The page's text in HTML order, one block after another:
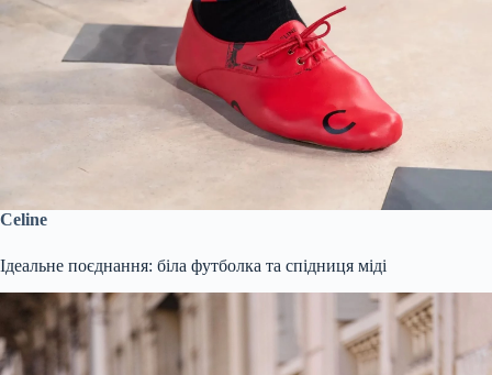
Celine
Ідеальне поєднання: біла футболка та спідниця міді